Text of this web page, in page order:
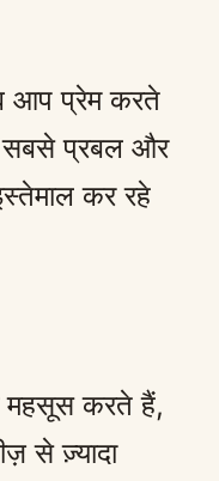
आप प्रेम करते
सबसे प्रबल और
कर रहे
करते हैं,
से ज़्यादा